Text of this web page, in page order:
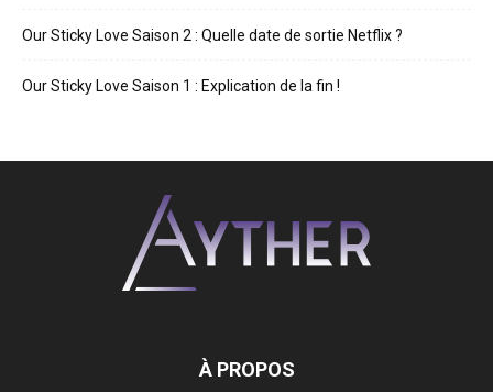
Our Sticky Love Saison 2 : Quelle date de sortie Netflix ?
Our Sticky Love Saison 1 : Explication de la fin !
À PROPOS